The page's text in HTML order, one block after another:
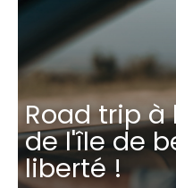
Road trip
de l'île de
liberté !